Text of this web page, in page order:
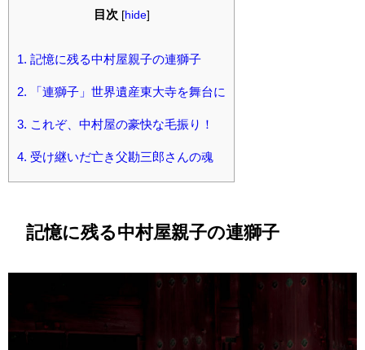
目次 [hide]
1. 記憶に残る中村屋親子の連獅子
2. 「連獅子」世界遺産東大寺を舞台に
3. これぞ、中村屋の豪快な毛振り！
4. 受け継いだ亡き父勘三郎さんの魂
記憶に残る中村屋親子の連獅子